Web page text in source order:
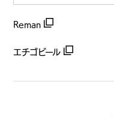
Reman
エチゴビール